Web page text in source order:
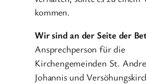
kommen.
Wir sind an der Seite der
Ansprechperson für die
Kirchengemeinden St.
Johannis und